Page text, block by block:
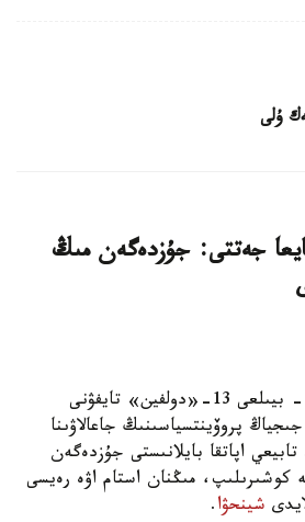
ۇلى
جەتتى: جۇزدەگەن مىڭ
استانا. KAZINFORM - بيىلعى 13-«دولفين» تايفۋنى
پروۆينتسياسىنىڭ جاعالاۋىنا
اپاتقا بايلانىستى جۇزدەگەن
كوشىرىلىپ، مىڭنان استام اۋە رەيسى
شينحۋا.